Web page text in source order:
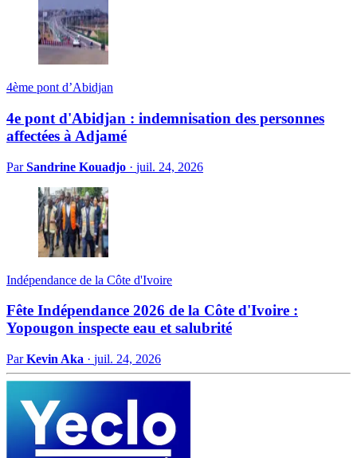
4ème pont d’Abidjan
4e pont d'Abidjan : indemnisation des personnes
affectées à Adjamé
ParSandrine Kouadjo · juil. 24, 2026
Indépendance de la Côte d'Ivoire
Fête Indépendance 2026 de la Côte d'Ivoire :
Yopougon inspecte eau et salubrité
ParKevin Aka · juil. 24, 2026